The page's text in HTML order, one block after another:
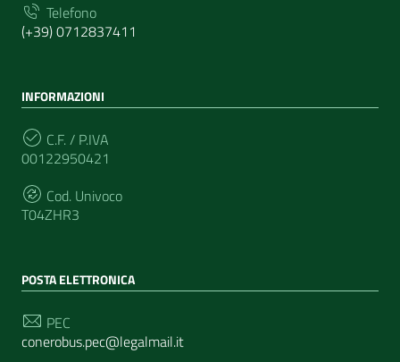
Telefono
(+39) 0712837411
INFORMAZIONI
C.F. / P.IVA
00122950421
Cod. Univoco
T04ZHR3
POSTA ELETTRONICA
PEC
conerobus.pec@legalmail.it